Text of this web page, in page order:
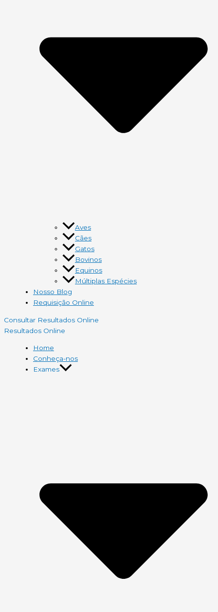
Aves
Cães
Gatos
Bovinos
Equinos
Múltiplas Espécies
Nosso Blog
Requisição Online
Consultar Resultados Online
Resultados Online
Home
Conheça-nos
Exames